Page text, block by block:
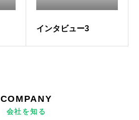
インタビュー3
COMPANY
会社を知る